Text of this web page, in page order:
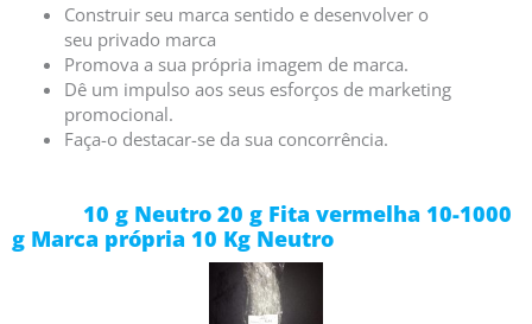
Construirseu marca sentido e desenvolver o
seu privado marca
Promova a sua própria imagem de marca.
Dê um impulso aos seus esforços de marketing
promocional.
Faça-o destacar-se da sua concorrência.
10 g Neutro 20 g Fita vermelha 10-1000
g Marca própria 10 Kg Neutro